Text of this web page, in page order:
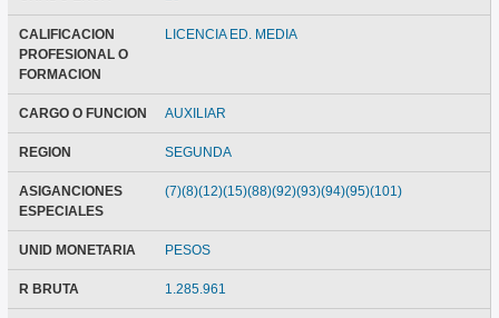
CALIFICACION
PROFESIONAL O
FORMACION
LICENCIA ED. MEDIA
CARGO O FUNCION AUXILIAR
REGION SEGUNDA
ASIGANCIONES
ESPECIALES
(7)(8)(12)(15)(88)(92)(93)(94)(95)(101)
UNID MONETARIA PESOS
R BRUTA 1.285.961